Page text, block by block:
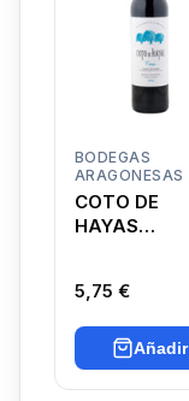
BODEGAS
ARAGONESAS
COTO DE
HAYAS
5,75 €
Añadir